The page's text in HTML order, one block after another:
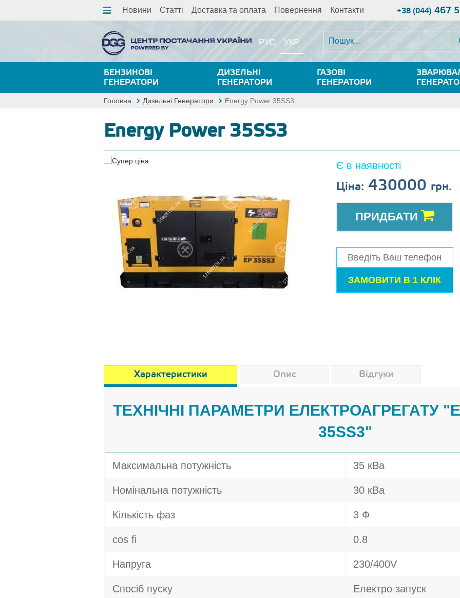
Новини Статті Доставка та оплата Повернення Контакти +38 (044) 467
РУС УКР
БЕНЗИНОВІ
ГЕНЕРАТОРИ
ДИЗЕЛЬНІ
ГЕНЕРАТОРИ
ГАЗОВІ
ГЕНЕРАТОРИ
Головна Дизельні Генератори Energy Power 35SS3
Energy Power 35SS3
Є в наявності
Ціна: 430000 грн.
ПРИДБАТИ
Характеристики Опис Відгуки
ТЕХНІЧНІ ПАРАМЕТРИ ЕЛЕКТРОАГРЕГАТУ
35SS3"
Максимальна потужність 35 кВа
Номінальна потужність 30 кВа
Кількість фаз 3 Ф
cos fi 0.8
Напруга 230/400V
Спосіб пуску Електро запуск